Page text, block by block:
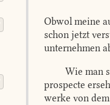
Obwol meine
schon jetzt
unternehmen
Wie man
prospecte
werke von